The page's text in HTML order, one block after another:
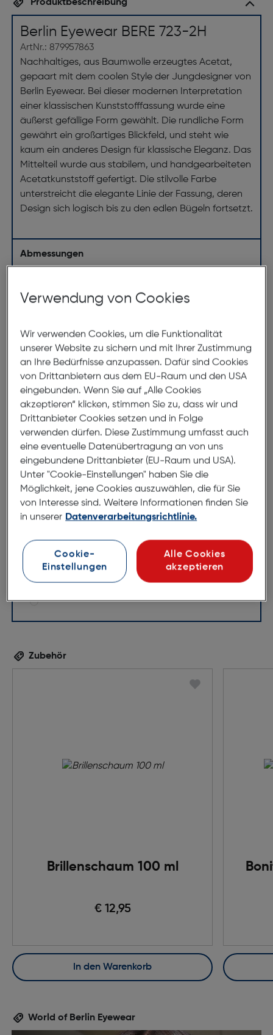
Produktbeschreibung
Berlin Eyewear BERE 723-2H
ArtNr.: 879957863
Nachhaltiges, aus Baumwolle erzeugtes Acetat,
gepaart mit dem coolen Style der Jungdesigner von
Berlin Eyewear. Bei dieser modernen Interpretation
einer klassischen Kunststofffassung wurde eine
äußerst gefällige Form gewählt. Die rundliche Form
gewährt ein großartiges Blickfeld, und steht wie
kaum ein anderes Design für klassische Eleganz. Das
Mittelteil wurde aus stabilem, und handgearbeiteten
Acetatkunststoff gefertigt. Die stilvolle Farbe
unterstreicht die elegante Linie der Fassung, deren
Design sich logisch bis zu den edlen Bügeln fortsetzt.
Abmessungen
Steg:14mm
Bügellänge:
145mm
(individuell ausrichtbar)
121mm
14mm
51mm
145mm
Zubehör
Brillenschaum 100 ml
€ 12,95
In den Warenkorb
World of Berlin Eyewear
Verwendung von Cookies
Wir verwenden Cookies, um die Funktionalität
unserer Website zu sichern und mit Ihrer Zustimmung
an Ihre Bedürfnisse anzupassen. Dafür sind Cookies
von Drittanbietern aus dem EU-Raum und den USA
eingebunden. Wenn Sie auf „Alle Cookies
akzeptieren“ klicken, stimmen Sie zu, dass wir und
Drittanbieter Cookies setzen und in Folge
verwenden dürfen. Diese Zustimmung umfasst auch
eine eventuelle Datenübertragung an von uns
eingebundene Drittanbieter (EU-Raum und USA).
Unter "Cookie-Einstellungen" haben Sie die
Möglichkeit, jene Cookies auszuwählen, die für Sie
von Interesse sind. Weitere Informationen finden Sie
in unserer Datenverarbeitungsrichtlinie.
Cookie-
Einstellungen
Alle Cookies
akzeptieren